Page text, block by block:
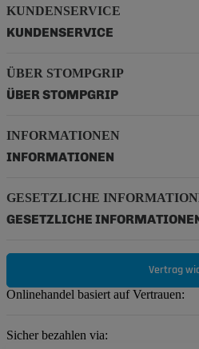
KUNDENSERVICE
KUNDENSERVICE
ÜBER STOMPGRIP
ÜBER STOMPGRIP
INFORMATIONEN
INFORMATIONEN
GESETZLICHE
GESETZLICHE
Vertrag
Onlinehandel basiert auf Vertrauen:
Sicher bezahlen via: